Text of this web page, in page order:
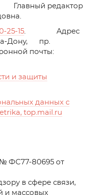
редактор
25-15. Адрес
на-Дону, пр.
почты:
и защиты
данных с
top.mail.ru
ФС77-80695 от
в сфере связи,
и массовых